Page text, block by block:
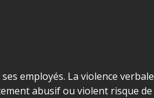
employés. La violence verbale
abusif ou violent risque de